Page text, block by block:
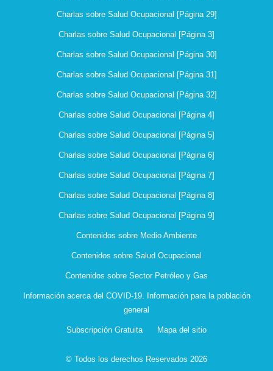
Charlas sobre Salud Ocupacional [Página 29]
Charlas sobre Salud Ocupacional [Página 3]
Charlas sobre Salud Ocupacional [Página 30]
Charlas sobre Salud Ocupacional [Página 31]
Charlas sobre Salud Ocupacional [Página 32]
Charlas sobre Salud Ocupacional [Página 4]
Charlas sobre Salud Ocupacional [Página 5]
Charlas sobre Salud Ocupacional [Página 6]
Charlas sobre Salud Ocupacional [Página 7]
Charlas sobre Salud Ocupacional [Página 8]
Charlas sobre Salud Ocupacional [Página 9]
Contenidos sobre Medio Ambiente
Contenidos sobre Salud Ocupacional
Contenidos sobre Sector Petróleo y Gas
Información acerca del COVID-19. Información para la población
general
Subscripción Gratuita Mapa del sitio
© Todos los derechos Reservados 2026